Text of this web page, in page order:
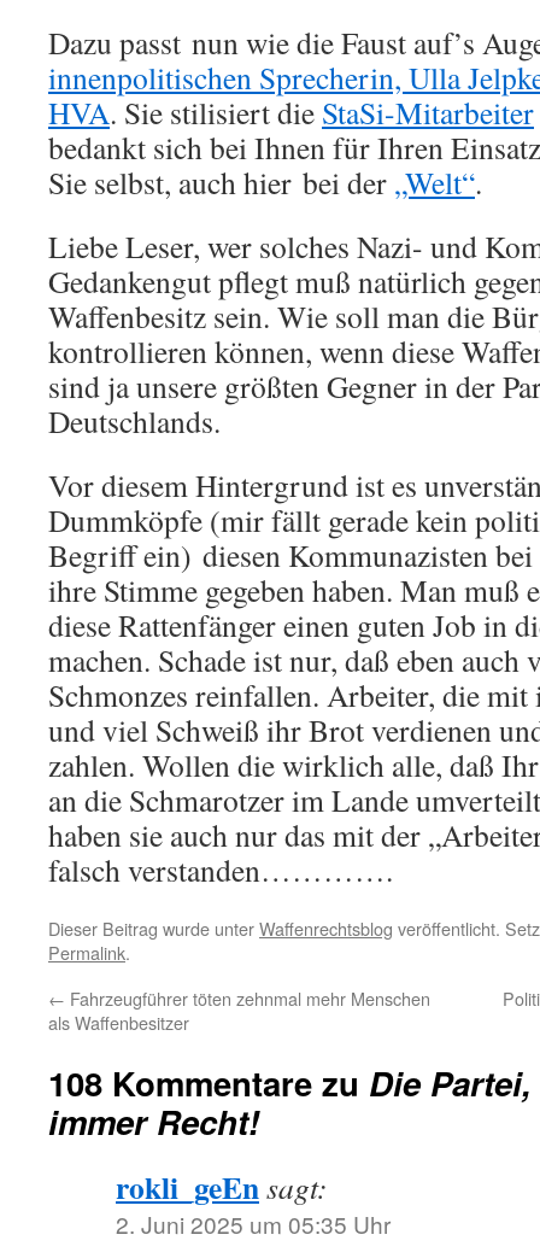
Dazu passt nun wie die Faust auf’s
innenpolitischen Sprecherin, Ulla
HVA. Sie stilisiert die StaSi-Mitarbeiter
bedankt sich bei Ihnen für Ihren
Sie selbst, auch hier bei der „Welt“.
Liebe Leser, wer solches Nazi- und
Gedankengut pflegt muß natürlich
Waffenbesitz sein. Wie soll man die
kontrollieren können, wenn diese
sind ja unsere größten Gegner in der
Deutschlands.
Vor diesem Hintergrund ist es
Dummköpfe (mir fällt gerade kein
Begriff ein) diesen Kommunazisten bei
ihre Stimme gegeben haben. Man muß
diese Rattenfänger einen guten Job in
machen. Schade ist nur, daß eben
Schmonzes reinfallen. Arbeiter, die
und viel Schweiß ihr Brot verdienen
zahlen. Wollen die wirklich alle, daß
an die Schmarotzer im Lande
haben sie auch nur das mit der
falsch verstanden………….
Dieser Beitrag wurde unterWaffenrechtsblog veröffentlicht.
Permalink.
← Fahrzeugführer töten zehnmal mehr Menschen
als Waffenbesitzer
108 Kommentare zu Die
immer Recht!
rokli_geEnsagt:
2. Juni 2025 um 05:35 Uhr